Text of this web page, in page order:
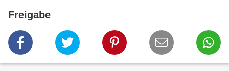
Freigabe